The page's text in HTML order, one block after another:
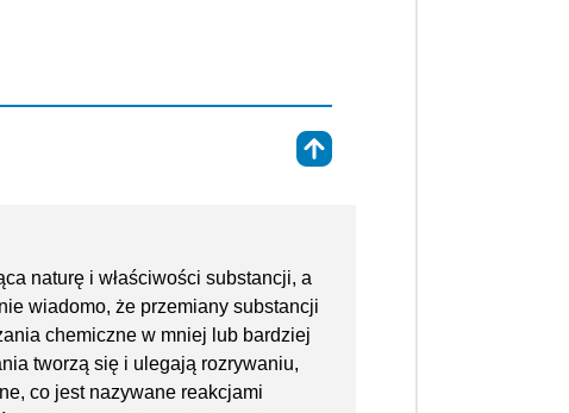
naturę i właściwości substancji, a
wiadomo, że przemiany substancji
chemiczne w mniej lub bardziej
tworzą się i ulegają rozrywaniu,
co jest nazywane reakcjami